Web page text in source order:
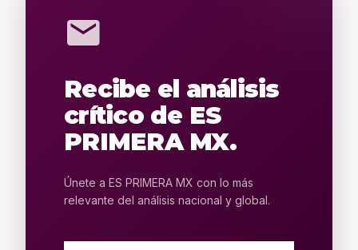
mail
Recibe el análisis
crítico de ES
PRIMERA MX.
Únete a ES PRIMERA MX con lo más
relevante del análisis nacional y global.